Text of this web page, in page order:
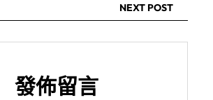
NEXT POST
發佈留言